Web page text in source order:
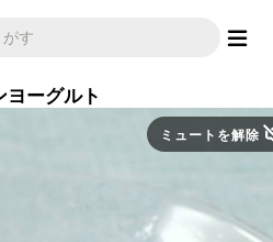
ーグルト
ミュートを解除